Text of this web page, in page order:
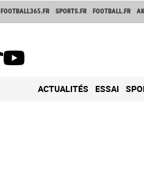
FOOTBALL365.FR SPORTS.FR FOOTBALL.FR
ACTUALITÉS ESSAI